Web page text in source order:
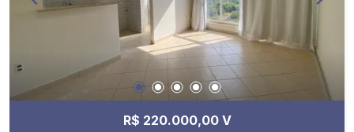
R$ 220.000,00 V